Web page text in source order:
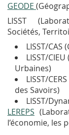
GEODE
LISST
Sociétés,
LISST/
LISST/
Urbaines)
LISST/
des Savoirs)
LISST/
LEREPS
l’économie, les